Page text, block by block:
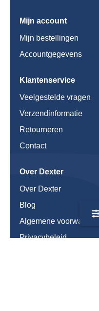
Mijn account
Mijn bestellingen
Accountgegevens
Klantenservice
Veelgestelde vragen
Verzendinformatie
Retourneren
Contact
Over Dexter
Over Dexter
Blog
Algemene voorwaarden
Privacybeleid